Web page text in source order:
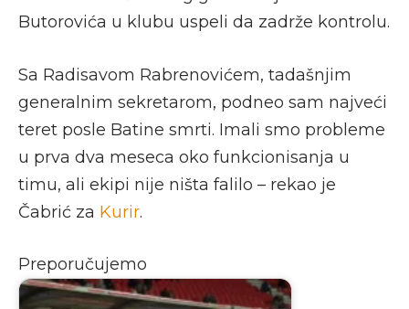
Butorovića u klubu uspeli da zadrže kontrolu.
Sa Radisavom Rabrenovićem, tadašnjim
generalnim sekretarom, podneo sam najveći
teret posle Batine smrti. Imali smo probleme
u prva dva meseca oko funkcionisanja u
timu, ali ekipi nije ništa falilo – rekao je
Čabrić za Kurir.
Preporučujemo